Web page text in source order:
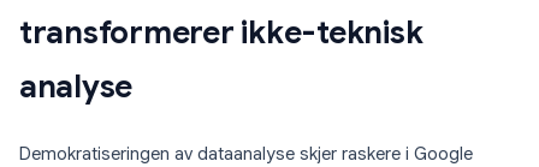
transformerer ikke-teknisk
analyse
Demokratiseringen av dataanalyse skjer raskere i Google